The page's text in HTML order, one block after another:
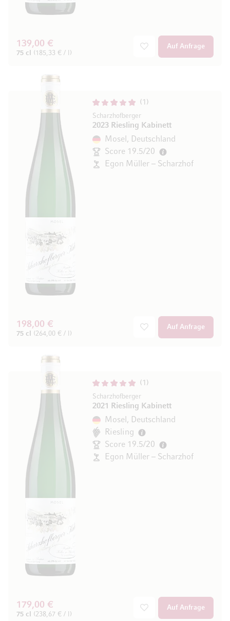
139,00 €
75 cl (185,33 € / l)
Auf Anfrage
1
Scharzhofberger
2023 Riesling Kabinett
Mosel, Deutschland
Score 19.5/20
Egon Müller – Scharzhof
198,00 €
75 cl (264,00 € / l)
Auf Anfrage
1
Scharzhofberger
2021 Riesling Kabinett
Mosel, Deutschland
Riesling
Score 19.5/20
Egon Müller – Scharzhof
179,00 €
75 cl (238,67 € / l)
Auf Anfrage